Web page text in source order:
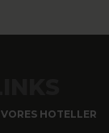
VORES HOTELLER